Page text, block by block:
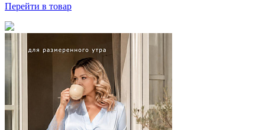
Перейти в товар